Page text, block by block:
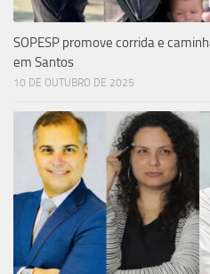
SOPESP promove corrida e
em Santos
10 DE OUTUBRO DE 2025